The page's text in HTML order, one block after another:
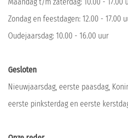
Maandag t/m zaterdag: 10.00 - 17.00
Zondag en feestdagen: 12.00 - 17.00
Oudejaarsdag: 10.00 - 16.00 uur
Gesloten
Nieuwjaarsdag, eerste paasdag,
eerste pinksterdag en eerste